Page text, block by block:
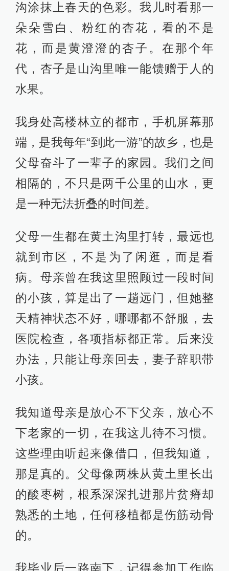
沟涂抹上春天的色彩。我儿时看那一
朵朵雪白、粉红的杏花，看的不是
花，而是黄澄澄的杏子。在那个年
代，杏子是山沟里唯一能馈赠于人的
水果。
我身处高楼林立的都市，手机屏幕那
端，是我每年“到此一游”的故乡，也是
父母奋斗了一辈子的家园。我们之间
相隔的，不只是两千公里的山水，更
是一种无法折叠的时间差。
父母一生都在黄土沟里打转，最远也
就到市区，不是为了闲逛，而是看
病。母亲曾在我这里照顾过一段时间
的小孩，算是出了一趟远门，但她整
天精神状态不好，哪哪都不舒服，去
医院检查，各项指标都正常。后来没
办法，只能让母亲回去，妻子辞职带
小孩。
我知道母亲是放心不下父亲，放心不
下老家的一切，在我这儿待不习惯。
这些理由听起来像借口，但我知道，
那是真的。父母像两株从黄土里长出
的酸枣树，根系深深扎进那片贫瘠却
熟悉的土地，任何移植都是伤筋动骨
的。
我毕业后一路南下，记得参加工作临